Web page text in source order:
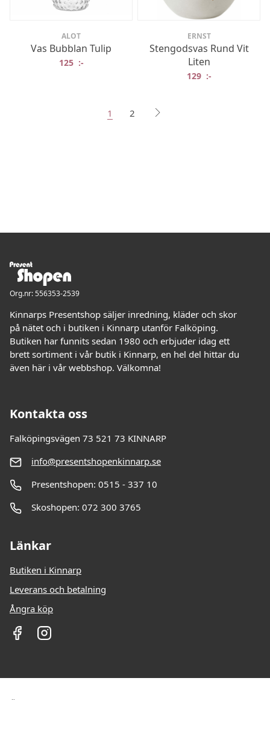
ALOT
Vas Bubblan Tulip
125 :-
ERNST
Stengodsvas Rund Vit
Liten
129 :-
1 2
Org.nr: 556353-2539
Kinnarps Presentshop säljer inredning, kläder och skor
på nätet och i butiken i Kinnarp utanför Falköping.
Butiken har funnits sedan 1980 och erbjuder idag ett
brett sortiment i vår butik i Kinnarp, en hel del hittar du
även här i vår webbshop. Välkomna!
Kontakta oss
Falköpingsvägen 73 521 73 KINNARP
info@presentshopenkinnarp.se
Presentshopen: 0515 - 337 10
Skoshopen: 072 300 3765
Länkar
Butiken i Kinnarp
Leverans och betalning
Ångra köp